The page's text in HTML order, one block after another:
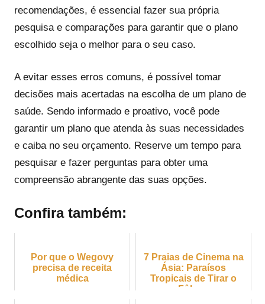
recomendações, é essencial fazer sua própria
pesquisa e comparações para garantir que o plano
escolhido seja o melhor para o seu caso.
A evitar esses erros comuns, é possível tomar
decisões mais acertadas na escolha de um plano de
saúde. Sendo informado e proativo, você pode
garantir um plano que atenda às suas necessidades
e caiba no seu orçamento. Reserve um tempo para
pesquisar e fazer perguntas para obter uma
compreensão abrangente das suas opções.
Confira também:
Por que o Wegovy
precisa de receita
médica
7 Praias de Cinema na
Ásia: Paraísos
Tropicais de Tirar o
Fôlego